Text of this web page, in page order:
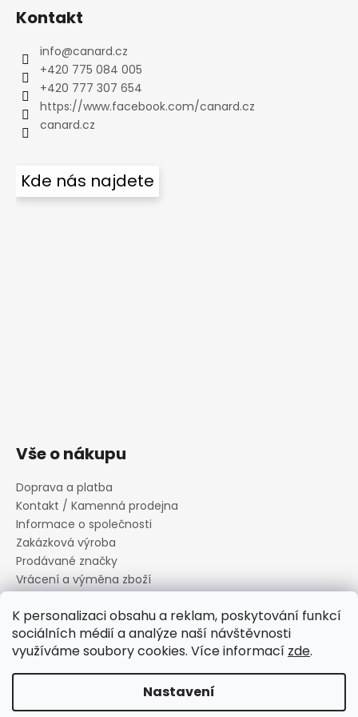
K personalizaci obsahu a reklam, poskytování funkcí
sociálních médií a analýze naší návštěvnosti
využíváme soubory cookies. Více informací zde.
Nastavení
Kontakt
info@canard.cz
+420 775 084 005
+420 777 307 654
https://www.facebook.com/canard.cz
canard.cz
Kde nás najdete
Vše o nákupu
Doprava a platba
Kontakt / Kamenná prodejna
Informace o společnosti
Zakázková výroba
Prodávané značky
Vrácení a výměna zboží
Informace o souborech cookies
Reklamační řád
Obchodní podmínky